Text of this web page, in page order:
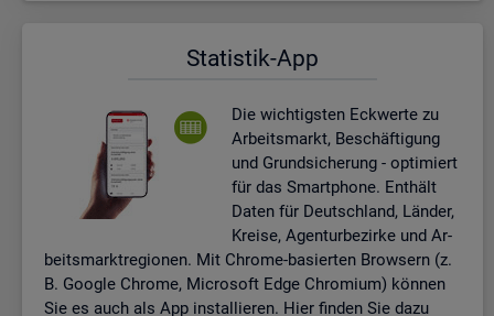
Sta­tis­tik-App
Die wich­tigs­ten Eck­wer­te zu
Ar­beits­markt, Be­schäf­ti­gung
und Grund­si­che­rung - op­ti­miert
für das Smart­pho­ne. Ent­hält
Daten für Deutsch­land, Län­der,
Krei­se, Agen­tur­be­zir­ke und Ar­
beits­markt­re­gio­nen. Mit Chro­me-ba­sier­ten Brow­sern (z.
B. Goog­le Chro­me, Mi­cro­soft Edge Chro­mi­um) kön­nen
Sie es auch als App in­stal­lie­ren. Hier fin­den Sie dazu